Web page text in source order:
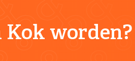
Kok worden?